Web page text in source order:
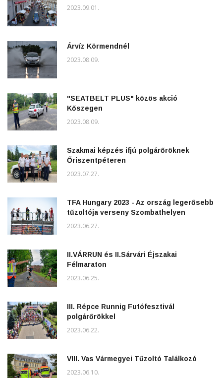
2023.09.01.
Árvíz Körmendnél
2023.08.09.
"SEATBELT PLUS" közös akció
Kőszegen
2023.08.09.
Szakmai képzés ifjú polgárőröknek
Őriszentpéteren
2023.07.27.
TFA Hungary 2023 - Az ország legerősebb
tűzoltója verseny Szombathelyen
2023.06.27.
II.VÁRRUN és II.Sárvári Éjszakai
Félmaraton
2023.06.25.
III. Répce Runnig Futófesztivál
polgárőrökkel
2023.06.22.
VIII. Vas Vármegyei Tűzoltó Találkozó
2023.06.10.